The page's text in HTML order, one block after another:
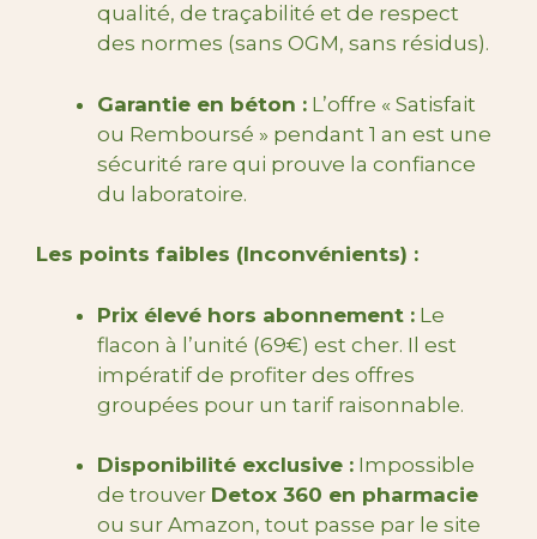
qualité, de traçabilité et de respect
des normes (sans OGM, sans résidus).
Garantie en béton : L’offre « Satisfait
ou Remboursé » pendant 1 an est une
sécurité rare qui prouve la confiance
du laboratoire.
Les points faibles (Inconvénients) :
Prix élevé hors abonnement : Le
flacon à l’unité (69€) est cher. Il est
impératif de profiter des offres
groupées pour un tarif raisonnable.
Disponibilité exclusive : Impossible
de trouver Detox 360 en pharmacie
ou sur Amazon, tout passe par le site